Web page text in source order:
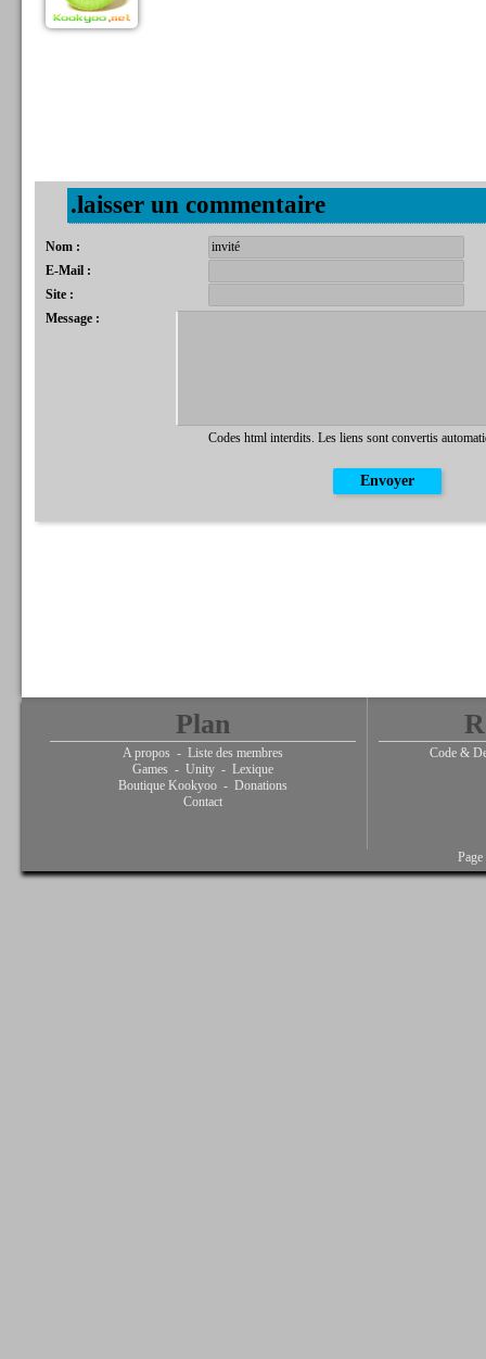
.laisser un commentaire
Nom :
E-Mail :
Site :
Message :
Codes html interdits. Les liens sont convertis
Plan
A propos - Liste des membres
Games - Unity - Lexique
Boutique Kookyoo - Donations
Contact
Code &